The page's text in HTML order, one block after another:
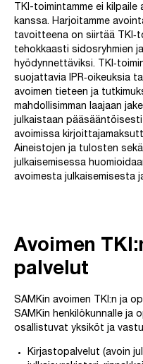
TKI-toimintamme ei kilpaile
kanssa. Harjoitamme
tavoitteena on siirtää
tehokkaasti sidosryhmien
hyödynnettäviksi.
suojattavia IPR‐oikeuksia
avoimen tieteen ja
mahdollisimman laajaan
julkaistaan
avoimissa
Aineistojen ja tulosten
julkaisemisessa
avoimesta julkaisemisesta
Avoimen
palvelut
SAMKin avoimen TKI:n ja
SAMKin henkilökunnalle ja
osallistuvat yksiköt ja
Kirjastopalvelut (avoin